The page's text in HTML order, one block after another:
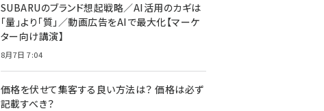
SUBARUのブランド想起戦略／AI活用のカギは
「量」より「質」／動画広告をAIで最大化【マーケ
ター向け講演】
8月7日 7:04
価格を伏せて集客する良い方法は？ 価格は必ず
記載すべき？